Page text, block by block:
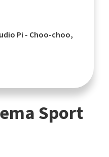
Pi - Choo-choo,
Sport